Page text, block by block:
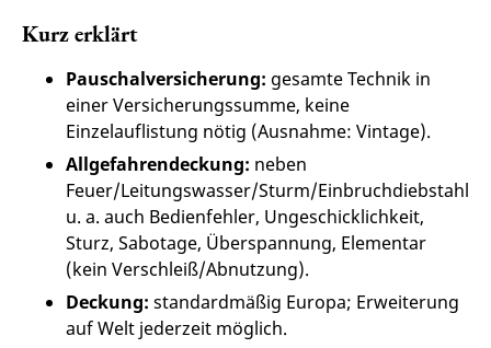
Kurz erklärt
Pauschalversicherung: gesamte Technik in
einer Versicherungssumme, keine
Einzelauflistung nötig (Ausnahme: Vintage).
Allgefahrendeckung: neben
Feuer/Leitungswasser/Sturm/Einbruchdiebstahl
u. a. auch Bedienfehler, Ungeschicklichkeit,
Sturz, Sabotage, Überspannung, Elementar
(kein Verschleiß/Abnutzung).
Deckung: standardmäßig Europa; Erweiterung
auf Welt jederzeit möglich.